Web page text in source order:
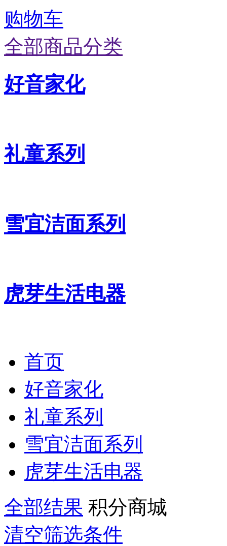
购物车
全部商品分类
好音家化
礼童系列
雪宜洁面系列
虎芽生活电器
首页
好音家化
礼童系列
雪宜洁面系列
虎芽生活电器
全部结果 积分商城
清空筛选条件